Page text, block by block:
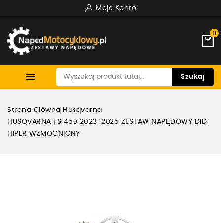
Moje Konto
0
 Szukaj
Strona Główna Husqvarna
HUSQVARNA FS 450 2023-2025 ZESTAW NAPĘDOWY DID
HIPER WZMOCNIONY